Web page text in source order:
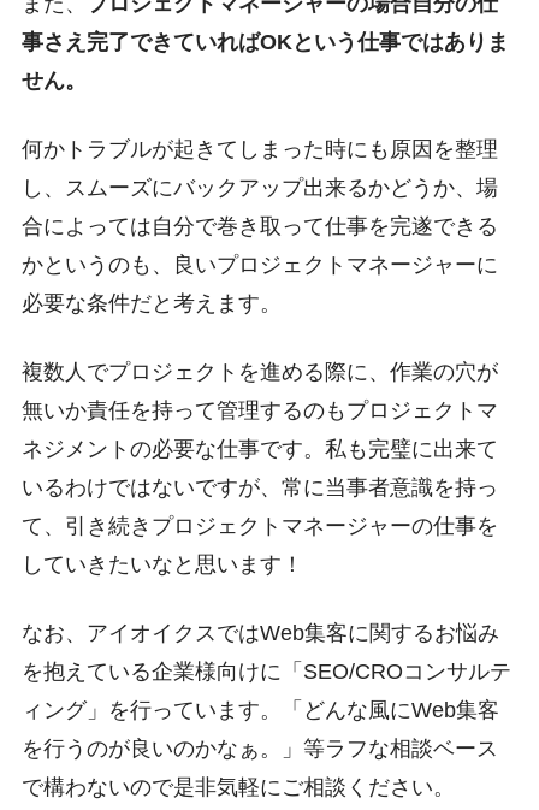
事さえ完了できていればOKという仕事ではありま
せん。
何かトラブルが起きてしまった時にも原因を整理
し、スムーズにバックアップ出来るかどうか、場
合によっては自分で巻き取って仕事を完遂できる
かというのも、良いプロジェクトマネージャーに
必要な条件だと考えます。
複数人でプロジェクトを進める際に、作業の穴が
無いか責任を持って管理するのもプロジェクトマ
ネジメントの必要な仕事です。私も完璧に出来て
いるわけではないですが、常に当事者意識を持っ
て、引き続きプロジェクトマネージャーの仕事を
していきたいなと思います！
なお、アイオイクスではWeb集客に関するお悩み
を抱えている企業様向けに「SEO/CROコンサルテ
ィング」を行っています。「どんな風にWeb集客
を行うのが良いのかなぁ。」等ラフな相談ベース
で構わないので是非気軽にご相談ください。